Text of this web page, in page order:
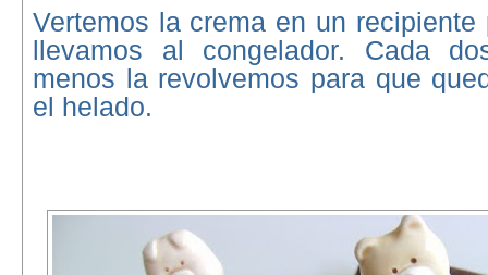
Vertemos la crema en un
llevamos al congelador. Cada
menos la revolvemos para que
el helado.